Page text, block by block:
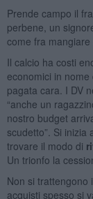
Prende campo il
perbene, un
come fra mangiare
Il calcio ha costi
economici in nome
pagata cara. I DV
“anche un
nostro budget
scudetto”. Si inizia
trovare il modo di
Un trionfo la
Non si trattengono
acquisti spesso si